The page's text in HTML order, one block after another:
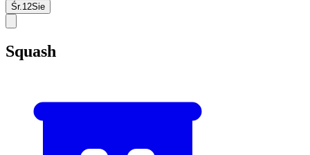
Śr. 12Sie
Squash